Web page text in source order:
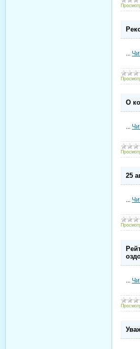
...
О
...
25
...
...